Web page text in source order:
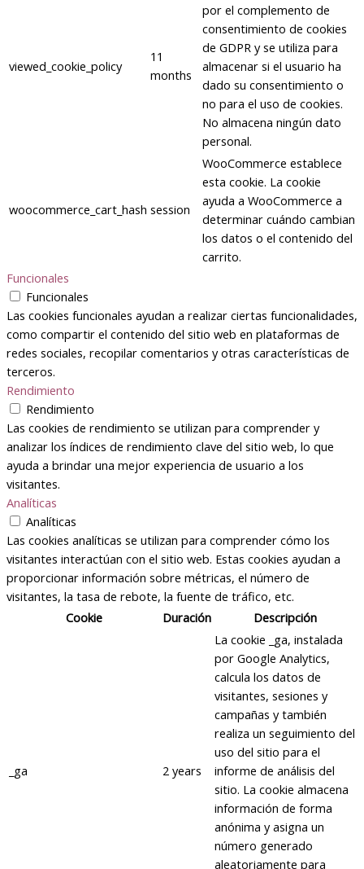
viewed_cookie_policy
11
months
por el complemento de
consentimiento de cookies
de GDPR y se utiliza para
almacenar si el usuario ha
dado su consentimiento o
no para el uso de cookies.
No almacena ningún dato
personal.
woocommerce_cart_hash session
WooCommerce establece
esta cookie. La cookie
ayuda a WooCommerce a
determinar cuándo cambian
los datos o el contenido del
carrito.
Funcionales
Funcionales
Las cookies funcionales ayudan a realizar ciertas funcionalidades,
como compartir el contenido del sitio web en plataformas de
redes sociales, recopilar comentarios y otras características de
terceros.
Rendimiento
Rendimiento
Las cookies de rendimiento se utilizan para comprender y
analizar los índices de rendimiento clave del sitio web, lo que
ayuda a brindar una mejor experiencia de usuario a los
visitantes.
Analíticas
Analíticas
Las cookies analíticas se utilizan para comprender cómo los
visitantes interactúan con el sitio web. Estas cookies ayudan a
proporcionar información sobre métricas, el número de
visitantes, la tasa de rebote, la fuente de tráfico, etc.
Cookie
Duración Descripción
_ga 2 years
La cookie _ga, instalada
por Google Analytics,
calcula los datos de
visitantes, sesiones y
campañas y también
realiza un seguimiento del
uso del sitio para el
informe de análisis del
sitio. La cookie almacena
información de forma
anónima y asigna un
número generado
aleatoriamente para